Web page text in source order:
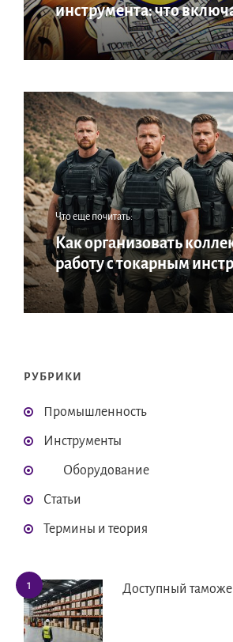
инструмента: что
Что еще почитать:
Как организовать
работу с токарным
РУБРИКИ
Промышленность
Инструменты
Оборудование
Статьи
Термины и теория
Доступный